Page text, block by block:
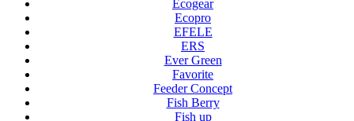
Ecogear
Ecopro
EFELE
ERS
Ever Green
Favorite
Feeder Concept
Fish Berry
Fish up